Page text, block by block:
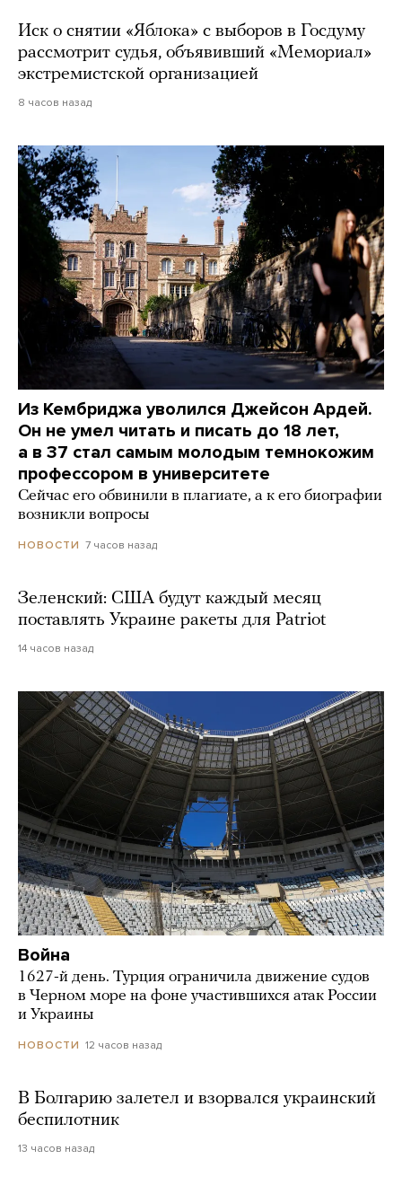
Иск о снятии «Яблока» с выборов в Госдуму
рассмотрит судья, объявивший «Мемориал»
экстремистской организацией
8 часов назад
Из Кембриджа уволился Джейсон Ардей.
Он не умел читать и писать до 18 лет,
а в 37 стал самым молодым темнокожим
профессором в университете
Сейчас его обвинили в плагиате, а к его биографии
возникли вопросы
НОВОСТИ 7 часов назад
Зеленский: США будут каждый месяц
поставлять Украине ракеты для Patriot
14 часов назад
Война
1627-й день. Турция ограничила движение судов
в Черном море на фоне участившихся атак России
и Украины
НОВОСТИ 12 часов назад
В Болгарию залетел и взорвался украинский
беспилотник
13 часов назад